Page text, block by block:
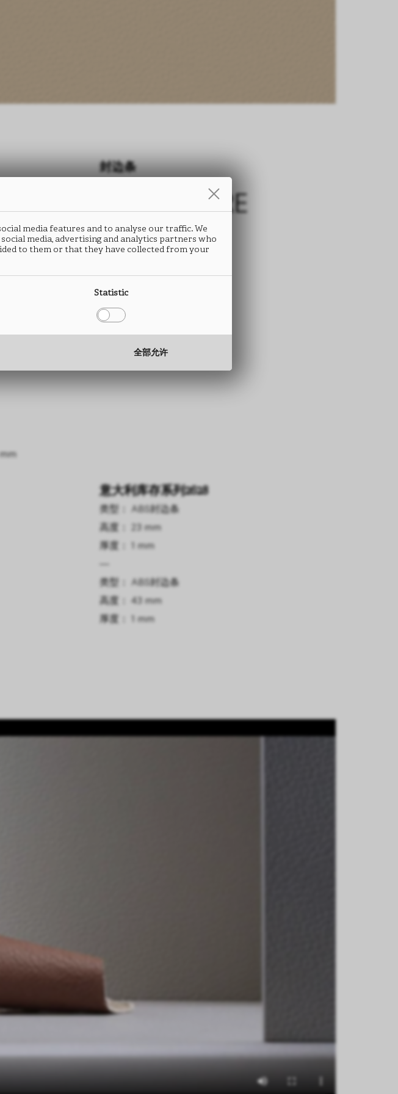
封边条
PRIMOFIORE
UA80
高度： 15 至 330 mm
厚度： 0.5 至 2.0 mm
意大利库存系列2628
类型： ABS封边条
高度： 23 mm
厚度： 1 mm
—
类型： ABS封边条
高度： 43 mm
厚度： 1 mm
media features and to analyse our traffic. We
media, advertising and analytics partners who
to them or that they have collected from your
Statistic
全部允许